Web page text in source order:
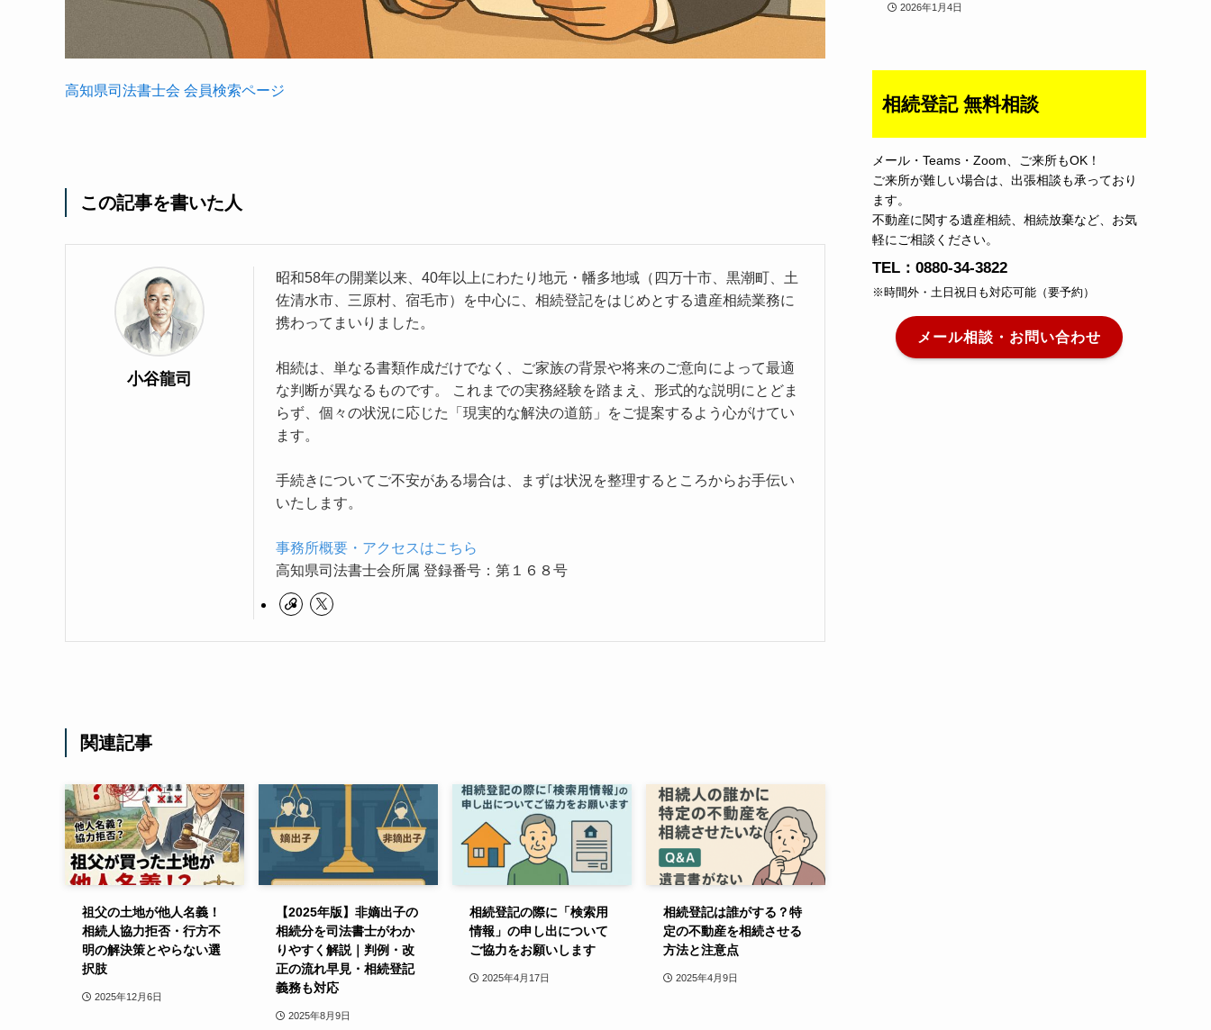
高知県司法書士会 会員検索ページ
この記事を書いた人
小谷龍司
昭和58年の開業以来、40年以上にわたり地元・幡多地域（四万十市、黒潮町、土
佐清水市、三原村、宿毛市）を中心に、相続登記をはじめとする遺産相続業務に
携わってまいりました。
相続は、単なる書類作成だけでなく、ご家族の背景や将来のご意向によって最適
な判断が異なるものです。 これまでの実務経験を踏まえ、形式的な説明にとどま
らず、個々の状況に応じた「現実的な解決の道筋」をご提案するよう心がけてい
ます。
手続きについてご不安がある場合は、まずは状況を整理するところからお手伝い
いたします。
事務所概要・アクセスはこちら
高知県司法書士会所属 登録番号：第１６８号
関連記事
祖父の土地が他人名義！
相続人協力拒否・行方不
明の解決策とやらない選
択肢
2025年12月6日
【2025年版】非嫡出子の
相続分を司法書士がわか
りやすく解説｜判例・改
正の流れ早見・相続登記
義務も対応
2025年8月9日
相続登記の際に「検索用
情報」の申し出について
ご協力をお願いします
2025年4月17日
相続登記は誰がする？特
定の不動産を相続させる
方法と注意点
2025年4月9日
2026年1月4日
相続登記 無料相談
メール・Teams・Zoom、ご来所もOK！
ご来所が難しい場合は、出張相談も承っており
ます。
不動産に関する遺産相続、相続放棄など、お気
軽にご相談ください。
TEL：0880-34-3822
※時間外・土日祝日も対応可能（要予約）
メール相談・お問い合わせ